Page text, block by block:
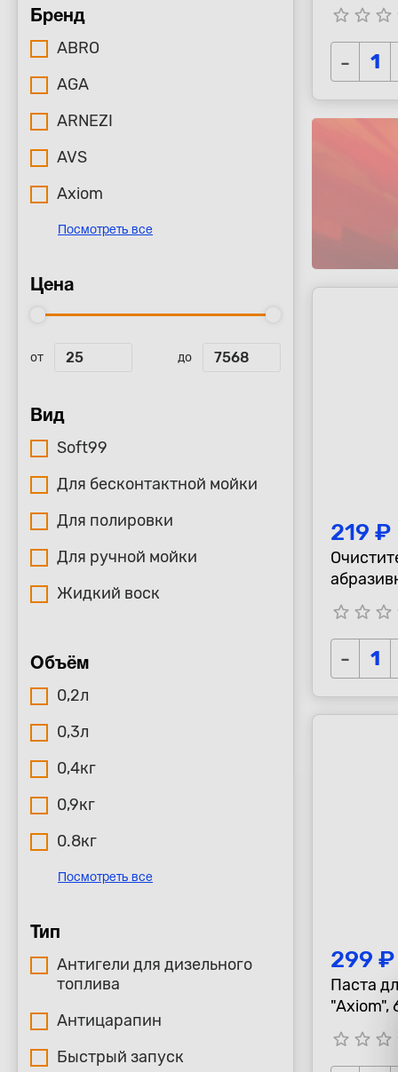
Цена
от до
Вид
Soft99
Для бесконтактной мойки
Для полировки
Для ручной мойки
Жидкий воск
Бренд
ABRO
AGA
ARNEZI
AVS
Axiom
Посмотреть все
Объём
0,2л
0,3л
0,4кг
0,9кг
0.8кг
Посмотреть все
Тип
Антигели для дизельного
топлива
Антицарапин
Быстрый запуск
star_border star_border star_border
-
219 ₽
Master
star_border star_border star_border
-
299 ₽
Паста
"Axiom",
star_border star_border star_border